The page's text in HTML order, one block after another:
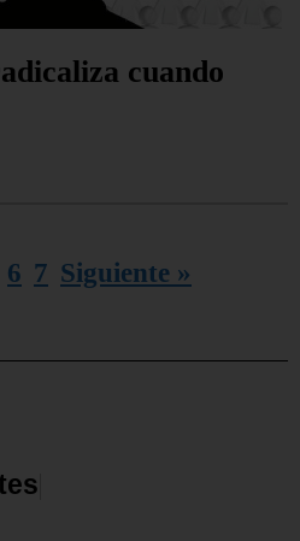
cuando
6 7 Siguiente »